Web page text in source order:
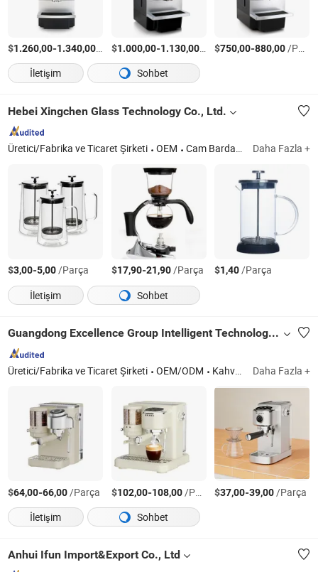
$1.260,00-1.340,00/Parça
$1.000,00-1.130,00/Parça
$750,00-880,00/Parça
İletişim
Sohbet
Hebei Xingchen Glass Technology Co., Ltd.
Üretici/Fabrika ve Ticaret Şirketi OEM Cam Bardak, Fransız Presi, Kahve Potası, Cam Kavanoz, Çaydanlık, Sifon Kahve Makinesi, Cam Pişirme Tenceresi, Cam Sürahi, Cam Pipet, Cam Çay Fincanı Daha Fazla +
$3,00-5,00/Parça $17,90-21,90/Parça $1,40/Parça
İletişim
Sohbet
Guangdong Excellence Group Intelligent Technology Co., Ltd.
Üretici/Fabrika ve Ticaret Şirketi OEM/ODM Kahve Makinesi, Kahve Öğütücü Daha Fazla +
$64,00-66,00/Parça $102,00-108,00/Parça $37,00-39,00/Parça
İletişim
Sohbet
Anhui Ifun Import&Export Co., Ltd